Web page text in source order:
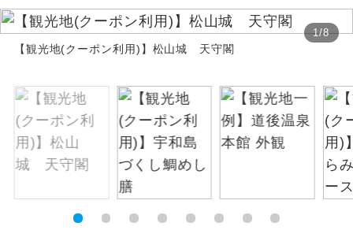
1/8
【観光地(クーポン利用)】松山城 天守閣
世界遺産
ユネスコに登録されている文化遺産や自
然遺産を訪ねるコースです。
絶景 絶景スポットに立ち寄るコースです。
温泉 温泉地にも宿泊するコースです。
ますようお願いいたします。
お支払いについて
ります。
お申し込みの最後にクレジットカード決済を
していただき、決済手続き完了をもちまし
て、ご旅行の契約が成立となります。